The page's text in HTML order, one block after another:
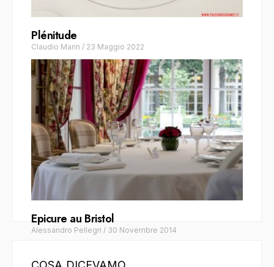
Plénitude
Claudio Marin / 23 Maggio 2022
Epicure au Bristol
Alessandro Pellegri / 30 Novembre 2014